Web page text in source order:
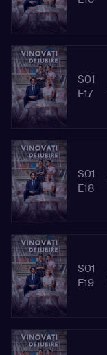
S01
E17
S01
E18
S01
E19